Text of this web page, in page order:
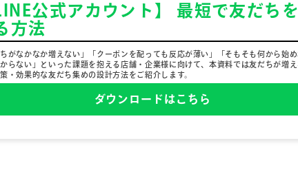
公式アカウント】 最短で友だち
方法
ちがなかなか増えない」「クーポンを配っても反応が薄い」「そもそも何から始
らない」といった課題を抱える店舗・企業様に向けて、本資料では友だちが増
・効果的な友だち集めの設計方法をご紹介します。
ダウンロードはこちら